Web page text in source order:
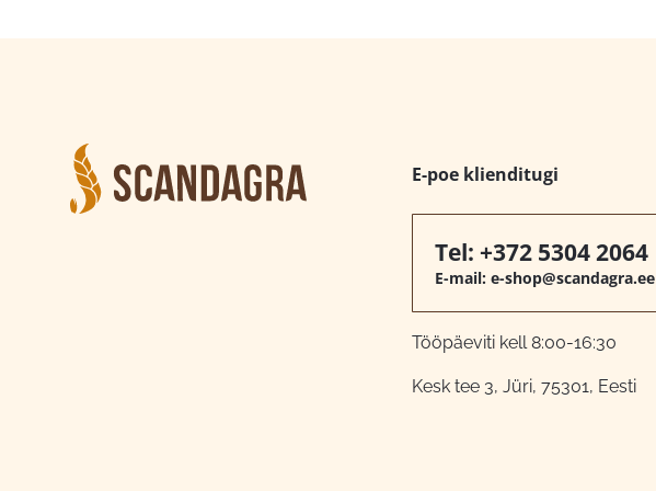
E-poe klienditugi
Tel: +372 5304 2064
E-mail: e-shop@scandagra.ee
Tööpäeviti kell 8:00-16:30
Kesk tee 3, Jüri, 75301, Eesti